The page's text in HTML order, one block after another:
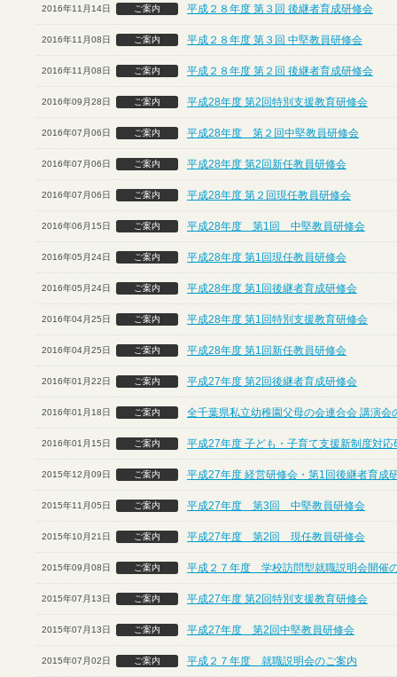
2016年11月14日 ご案内 平成２８年度 第３回 後継者育成研修会
2016年11月08日 ご案内 平成２８年度 第３回 中堅教員研修会
2016年11月08日 ご案内 平成２８年度 第２回 後継者育成研修会
2016年09月28日 ご案内 平成28年度 第2回特別支援教育研修会
2016年07月06日 ご案内 平成28年度 第２回中堅教員研修会
2016年07月06日 ご案内 平成28年度 第2回新任教員研修会
2016年07月06日 ご案内 平成28年度 第２回現任教員研修会
2016年06月15日 ご案内 平成28年度 第1回 中堅教員研修会
2016年05月24日 ご案内 平成28年度 第1回現任教員研修会
2016年05月24日 ご案内 平成28年度 第1回後継者育成研修会
2016年04月25日 ご案内 平成28年度 第1回特別支援教育研修会
2016年04月25日 ご案内 平成28年度 第1回新任教員研修会
2016年01月22日 ご案内 平成27年度 第2回後継者育成研修会
2016年01月18日 ご案内 全千葉県私立幼稚園父母の会連合会 講演会
2016年01月15日 ご案内 平成27年度 子ども・子育て支援新制度対応
2015年12月09日 ご案内 平成27年度 経営研修会・第1回後継者育成
2015年11月05日 ご案内 平成27年度 第3回 中堅教員研修会
2015年10月21日 ご案内 平成27年度 第2回 現任教員研修会
2015年09月08日 ご案内 平成２７年度 学校訪問型就職説明会開催
2015年07月13日 ご案内 平成27年度 第2回特別支援教育研修会
2015年07月13日 ご案内 平成27年度 第2回中堅教員研修会
2015年07月02日 ご案内 平成２７年度 就職説明会のご案内